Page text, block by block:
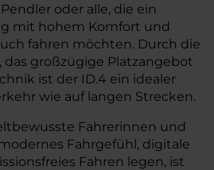
oder alle, die ein
mit hohem Komfort und
fahren möchten. Durch die
großzügige Platzangebot
ist der ID.4 ein idealer
wie auf langen Strecken.
Fahrerinnen und
Fahrgefühl, digitale
Fahren legen, ist